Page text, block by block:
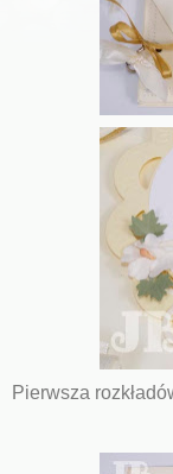
Pierwsza